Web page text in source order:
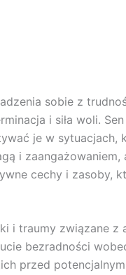
sobie z
i siła woli.
je w sytuacjach,
i zaangażowaniem,
cechy i zasoby,
i traumy związane z
bezradności
przed